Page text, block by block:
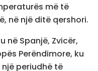
më të
në një ditë qershori.
në Spanjë, Zvicër,
Perëndimore, ku
periudhë të